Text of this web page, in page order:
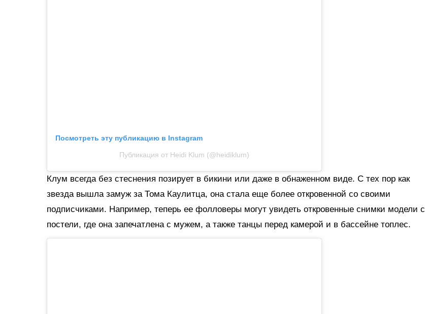
Посмотреть эту публикацию в Instagram
Публикация от Heidi Klum (@heidiklum)
Клум всегда без стеснения позирует в бикини или даже в обнаженном виде. С тех пор как
звезда вышла замуж за Тома Каулитца, она стала еще более откровенной со своими
подписчиками. Например, теперь ее фолловеры могут увидеть откровенные снимки модели с
постели, где она запечатлена с мужем, а также танцы перед камерой и в бассейне топлес.